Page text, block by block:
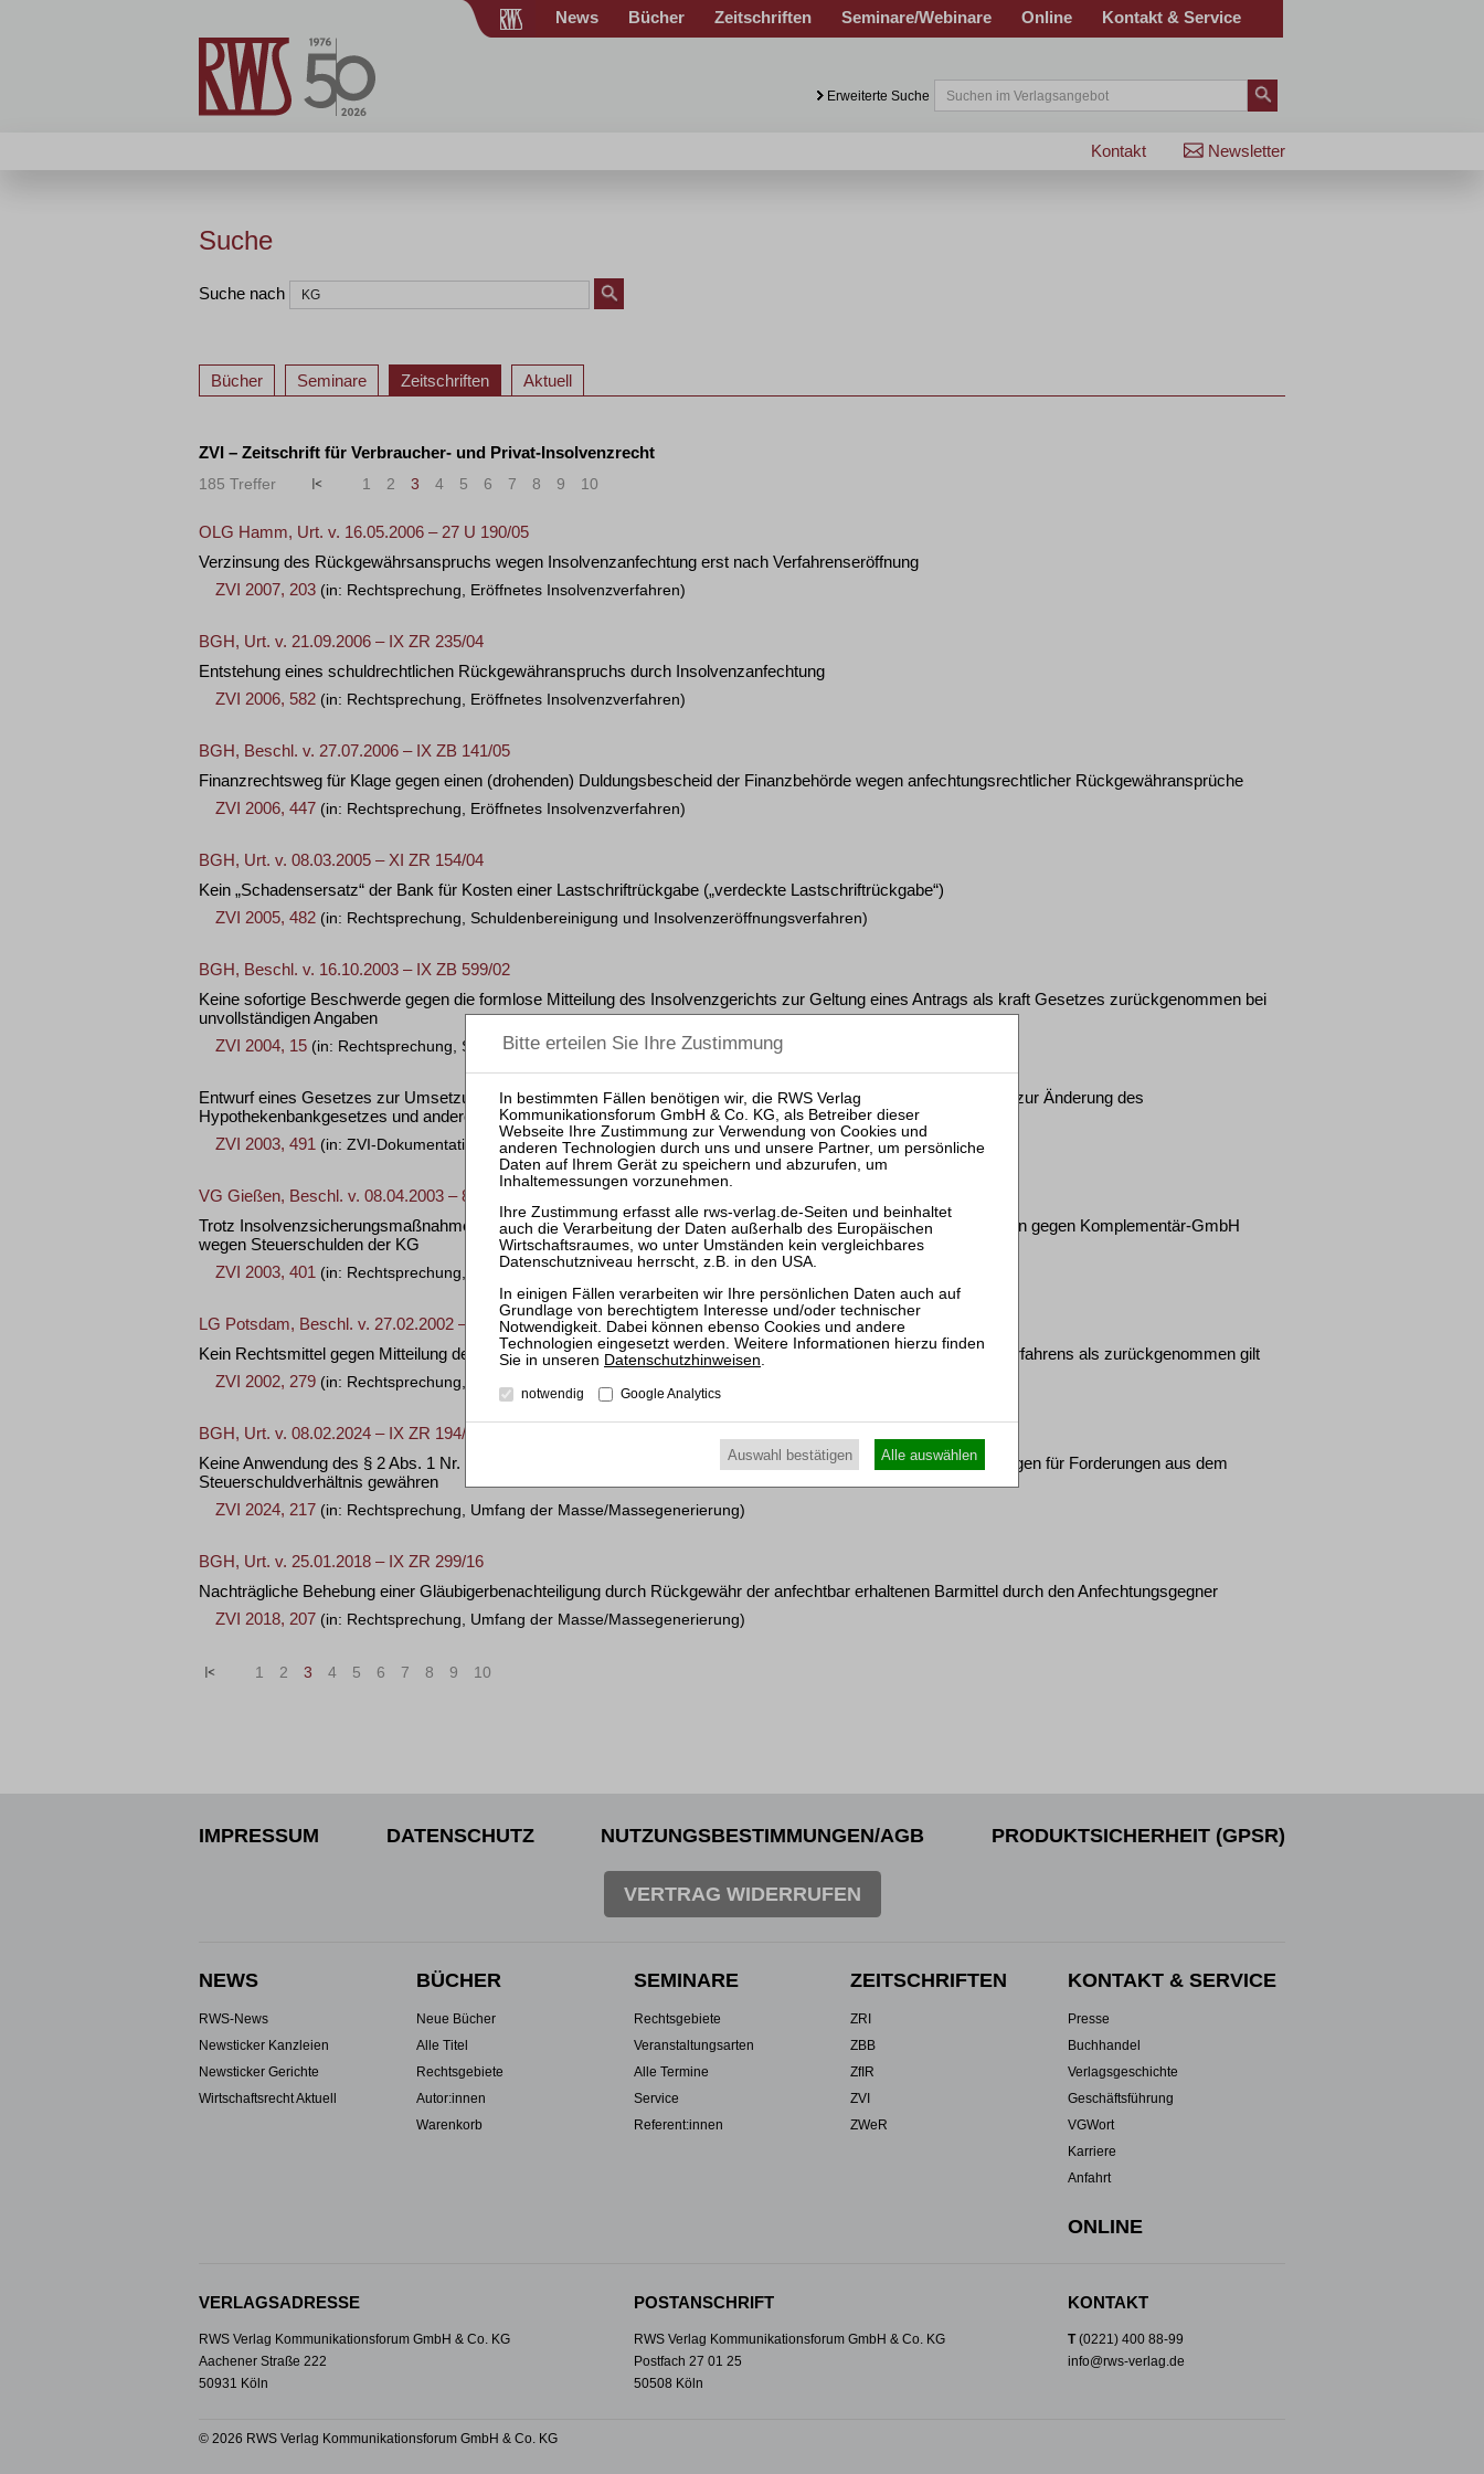
News Bücher Zeitschriften Seminare/Webinare Online Kontakt & Service
Erweiterte Suche
Newsletter
Kontakt
Suche
Suche nach
Bücher Seminare Zeitschriften Aktuell
ZVI – Zeitschrift für Verbraucher- und Privat-Insolvenzrecht
185 Treffer « 1 2 3 4 5 6 7 8 9 10
OLG Hamm, Urt. v. 16.05.2006 – 27 U 190/05
Verzinsung des Rückgewährsanspruchs wegen Insolvenzanfechtung erst nach Verfahrenseröffnung
ZVI 2007, 203 (in: Rechtsprechung, Eröffnetes Insolvenzverfahren)
BGH, Urt. v. 21.09.2006 – IX ZR 235/04
Entstehung eines schuldrechtlichen Rückgewähranspruchs durch Insolvenzanfechtung
ZVI 2006, 582 (in: Rechtsprechung, Eröffnetes Insolvenzverfahren)
BGH, Beschl. v. 27.07.2006 – IX ZB 141/05
Finanzrechtsweg für Klage gegen einen (drohenden) Duldungsbescheid der Finanzbehörde wegen anfechtungsrechtlicher Rückgewähransprüche
ZVI 2006, 447 (in: Rechtsprechung, Eröffnetes Insolvenzverfahren)
BGH, Urt. v. 08.03.2005 – XI ZR 154/04
Kein „Schadensersatz“ der Bank für Kosten einer Lastschriftrückgabe („verdeckte Lastschriftrückgabe“)
ZVI 2005, 482 (in: Rechtsprechung, Schuldenbereinigung und Insolvenzeröffnungsverfahren)
BGH, Beschl. v. 16.10.2003 – IX ZB 599/02
Keine sofortige Beschwerde gegen die formlose Mitteilung des Insolvenzgerichts zur Geltung eines Antrags als kraft Gesetzes zurückgenommen bei
unvollständigen Angaben
ZVI 2004, 15 (in: Rechtsprechung, Schuldenbereinigung und Insolvenzeröffnungsverfahren)
Entwurf eines Gesetzes zur Umsetzung der Richtlinie 2002/47/EG vom 6. Juni 2002 über Finanzsicherheiten und zur Änderung des
Hypothekenbankgesetzes und anderer Gesetze
ZVI 2003, 491 (in: ZVI-Dokumentation)
VG Gießen, Beschl. v. 08.04.2003 – 8 G 508/03
Trotz Insolvenzsicherungsmaßnahmen gegen GmbH & Co. KG Fortsetzung eines Gewerbeuntersagungsverfahren gegen Komplementär-GmbH
wegen Steuerschulden der KG
ZVI 2003, 401 (in: Rechtsprechung, Schuldenbereinigung und Insolvenzeröffnungsverfahren)
LG Potsdam, Beschl. v. 27.02.2002 – 5 T 426/01
Kein Rechtsmittel gegen Mitteilung des Insolvenzgerichts, dass Antrag auf Eröffnung des Verbraucherinsolvenzverfahrens als zurückgenommen gilt
ZVI 2002, 279 (in: Rechtsprechung, Eröffnetes Insolvenzverfahren)
BGH, Urt. v. 08.02.2024 – IX ZR 194/22
Keine Anwendung des § 2 Abs. 1 Nr. 4 COVInsAG a. F. (nunmehr: SanInsKG) auf Rechtshandlungen, die Deckungen für Forderungen aus dem
Steuerschuldverhältnis gewähren
ZVI 2024, 217 (in: Rechtsprechung, Umfang der Masse/Massegenerierung)
BGH, Urt. v. 25.01.2018 – IX ZR 299/16
Nachträgliche Behebung einer Gläubigerbenachteiligung durch Rückgewähr der anfechtbar erhaltenen Barmittel durch den Anfechtungsgegner
ZVI 2018, 207 (in: Rechtsprechung, Umfang der Masse/Massegenerierung)
« 1 2 3 4 5 6 7 8 9 10
IMPRESSUM DATENSCHUTZ NUTZUNGSBESTIMMUNGEN/AGB PRODUKTSICHERHEIT (GPSR)
VERTRAG WIDERRUFEN
NEWS
RWS-News
Newsticker Kanzleien
Newsticker Gerichte
Wirtschaftsrecht Aktuell
BÜCHER
Neue Bücher
Alle Titel
Rechtsgebiete
Autor:innen
Warenkorb
SEMINARE
Rechtsgebiete
Veranstaltungsarten
Alle Termine
Service
Referent:innen
ZEITSCHRIFTEN
ZRI
ZBB
ZfIR
ZVI
ZWeR
KONTAKT & SERVICE
Presse
Buchhandel
Verlagsgeschichte
Geschäftsführung
VGWort
Karriere
Anfahrt
ONLINE
VERLAGSADRESSE
RWS Verlag Kommunikationsforum GmbH & Co. KG
Aachener Straße 222
50931 Köln
POSTANSCHRIFT
RWS Verlag Kommunikationsforum GmbH & Co. KG
Postfach 27 01 25
50508 Köln
KONTAKT
T(0221) 400 88-99
info@rws-verlag.de
© 2026 RWS Verlag Kommunikationsforum GmbH & Co. KG
Datenschutzhinweisen
notwendig Google Analytics
Auswahl bestätigen Alle auswählen